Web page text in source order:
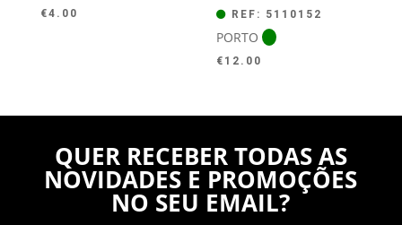
€4.00 REF: 5110152
PORTO
€ 12.00
QUER RECEBER TODAS AS
NOVIDADES E PROMOÇÕES
NO SEU EMAIL?